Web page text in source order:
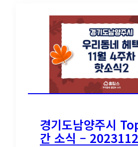
경기도남양주시
간 소식 –